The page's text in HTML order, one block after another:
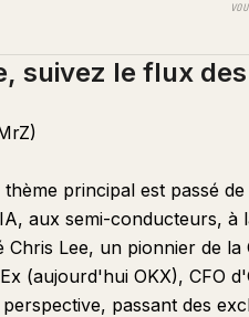
suivez le flux
principal est passé
aux semi-conducteurs, à
Chris Lee, un pionnier de
(aujourd'hui OKX), CFO
passant des